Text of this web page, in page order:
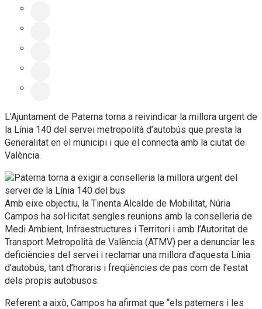
L’Ajuntament de Paterna torna a reivindicar la millora urgent de
la Línia 140 del servei metropolità d’autobús que presta la
Generalitat en el municipi i que el connecta amb la ciutat de
València.
Amb eixe objectiu, la Tinenta Alcalde de Mobilitat, Núria
Campos ha sol·licitat sengles reunions amb la conselleria de
Medi Ambient, Infraestructures i Territori i amb l’Autoritat de
Transport Metropolità de València (ATMV) per a denunciar les
deficiències del servei i reclamar una millora d’aquesta Línia
d’autobús, tant d’horaris i freqüències de pas com de l’estat
dels propis autobusos.
Referent a això, Campos ha afirmat que “els paterners i les